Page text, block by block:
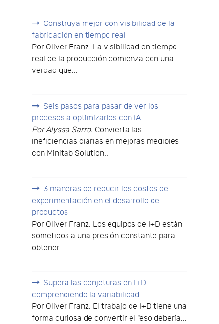
Construya mejor con visibilidad de la
fabricación en tiempo real
Por Oliver Franz. La visibilidad en tiempo
real de la producción comienza con una
verdad que...
Seis pasos para pasar de ver los
procesos a optimizarlos con IA
Por Alyssa Sarro. Convierta las
ineficiencias diarias en mejoras medibles
con Minitab Solution...
3 maneras de reducir los costos de
experimentación en el desarrollo de
productos
Por Oliver Franz. Los equipos de I+D están
sometidos a una presión constante para
obtener...
Supera las conjeturas en I+D
comprendiendo la variabilidad
Por Oliver Franz. El trabajo de I+D tiene una
forma curiosa de convertir el "eso debería...